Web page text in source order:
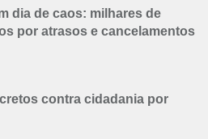
dia de caos: milhares de
por atrasos e cancelamentos
contra cidadania por